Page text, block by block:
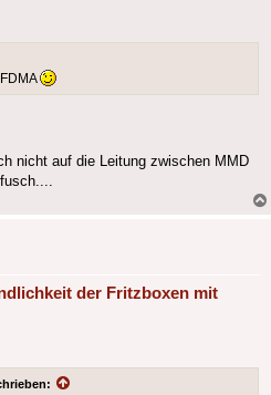
nicht auf die Leitung zwischen MMD
der Fritzboxen mit